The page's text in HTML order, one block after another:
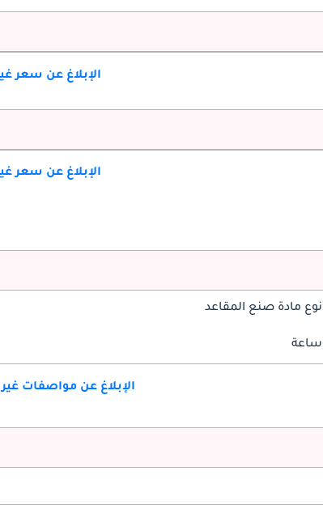
الإبلاغ عن سعر
الإبلاغ عن سعر
نوع مادة صنع المقاعد
ساعة
الإبلاغ عن مواصفات